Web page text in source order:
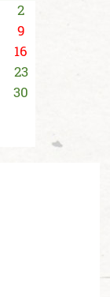
2
9
16
23
30